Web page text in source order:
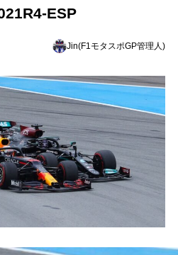
ESP
Jin(F1モタスポGP管理人)